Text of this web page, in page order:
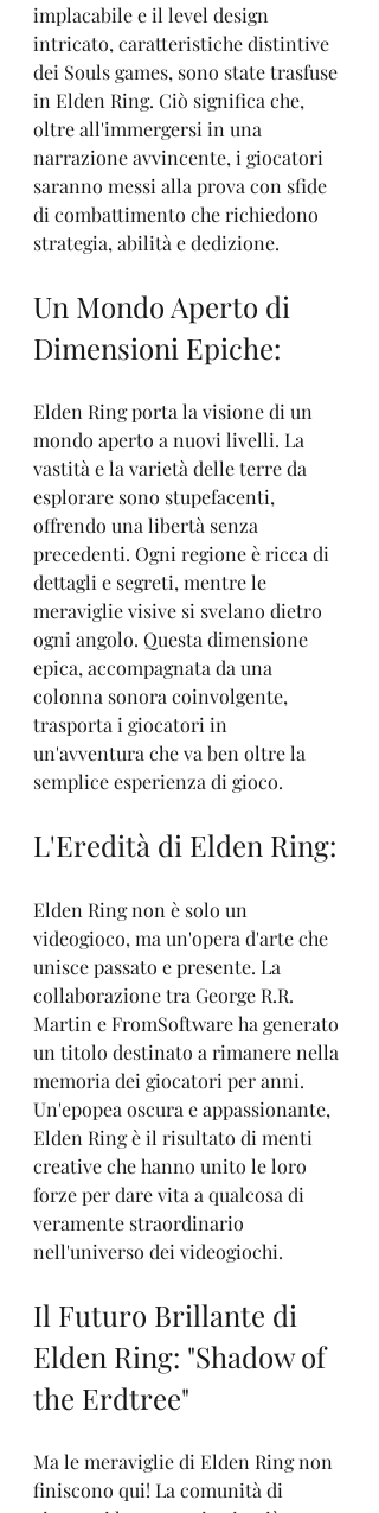
implacabile e il level design
intricato, caratteristiche distintive
dei Souls games, sono state trasfuse
in Elden Ring. Ciò significa che,
oltre all'immergersi in una
narrazione avvincente, i giocatori
saranno messi alla prova con sfide
di combattimento che richiedono
strategia, abilità e dedizione.
Un Mondo Aperto di
Dimensioni Epiche:
Elden Ring porta la visione di un
mondo aperto a nuovi livelli. La
vastità e la varietà delle terre da
esplorare sono stupefacenti,
offrendo una libertà senza
precedenti. Ogni regione è ricca di
dettagli e segreti, mentre le
meraviglie visive si svelano dietro
ogni angolo. Questa dimensione
epica, accompagnata da una
colonna sonora coinvolgente,
trasporta i giocatori in
un'avventura che va ben oltre la
semplice esperienza di gioco.
L'Eredità di Elden Ring:
Elden Ring non è solo un
videogioco, ma un'opera d'arte che
unisce passato e presente. La
collaborazione tra George R.R.
Martin e FromSoftware ha generato
un titolo destinato a rimanere nella
memoria dei giocatori per anni.
Un'epopea oscura e appassionante,
Elden Ring è il risultato di menti
creative che hanno unito le loro
forze per dare vita a qualcosa di
veramente straordinario
nell'universo dei videogiochi.
Il Futuro Brillante di
Elden Ring: "Shadow of
the Erdtree"
Ma le meraviglie di Elden Ring non
finiscono qui! La comunità di